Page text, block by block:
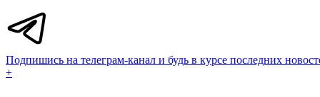
Подпишись на телеграм-канал и будь в курсе последних
+